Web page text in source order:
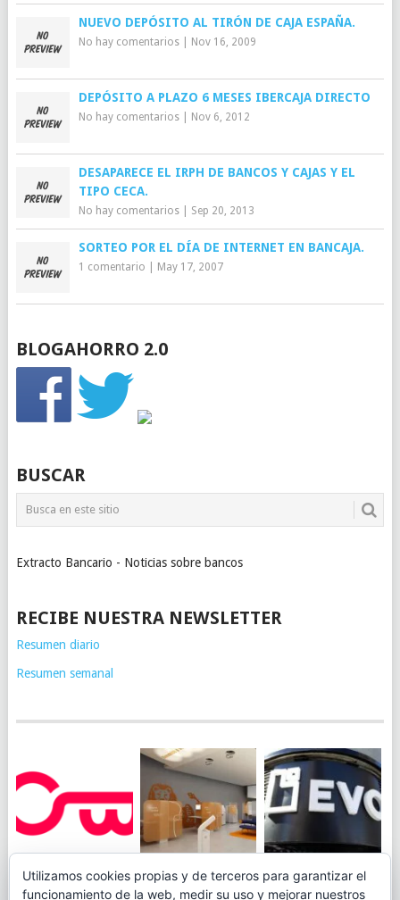
NUEVO DEPÓSITO AL TIRÓN DE CAJA ESPAÑA.
No hay comentarios| Nov 16, 2009
DEPÓSITO A PLAZO 6 MESES IBERCAJA DIRECTO
No hay comentarios| Nov 6, 2012
DESAPARECE EL IRPH DE BANCOS Y CAJAS Y EL
TIPO CECA.
No hay comentarios| Sep 20, 2013
SORTEO POR EL DÍA DE INTERNET EN BANCAJA.
1 comentario May 17, 2007
BLOGAHORRO 2.0
BUSCAR
Extracto Bancario - Noticias sobre bancos
RECIBE NUESTRA NEWSLETTER
Resumen diario
Resumen semanal
JUEGA AL
CANICÓDROMO
ING TOCA SUELO EN
EVO BANK
PERMITIRÁ
Utilizamos cookies propias y de terceros para garantizar el
funcionamiento de la web, medir su uso y mejorar nuestros